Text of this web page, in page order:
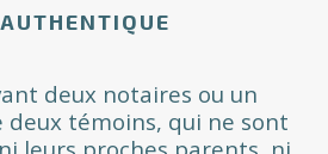
deux notaires ou un
deux témoins, qui ne sont